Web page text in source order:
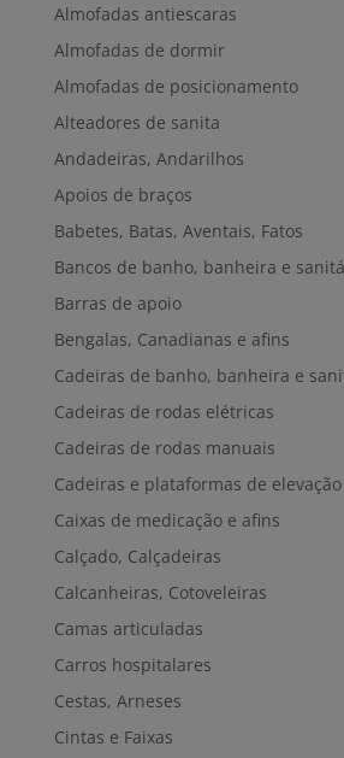
Almofadas antiescaras
Almofadas de dormir
Almofadas de posicionamento
Alteadores de sanita
Andadeiras, Andarilhos
Apoios de braços
Babetes, Batas, Aventais, Fatos
Bancos de banho, banheira e
Barras de apoio
Bengalas, Canadianas e afins
Cadeiras de banho, banheira e
Cadeiras de rodas elétricas
Cadeiras de rodas manuais
Cadeiras e plataformas de elevação
Caixas de medicação e afins
Calçado, Calçadeiras
Calcanheiras, Cotoveleiras
Camas articuladas
Carros hospitalares
Cestas, Arneses
Cintas e Faixas